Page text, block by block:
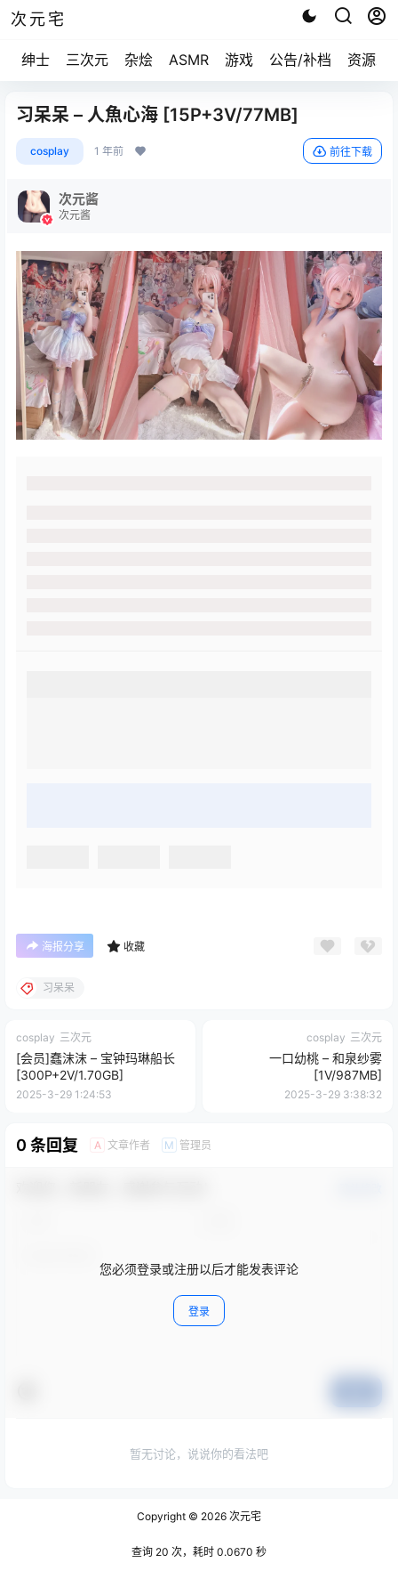
次元宅
绅士 三次元 杂烩 ASMR 游戏 公告/补档 资源求
习呆呆 – 人魚心海 [15P+3V/77MB]
cosplay 1 年前 前往下载
次元酱
次元酱
海报分享 收藏
习呆呆
cosplay 三次元
[会员]蠢沫沫 – 宝钟玛琳船长
[300P+2V/1.70GB]
2025-3-29 1:24:53
cosplay 三次元
一口幼桃 – 和泉纱雾
[1V/987MB]
2025-3-29 3:38:32
0 条回复 A 文章作者 M 管理员
您必须登录或注册以后才能发表评论
登录
暂无讨论，说说你的看法吧
Copyright © 2026 次元宅
查询 20 次，耗时 0.0670 秒